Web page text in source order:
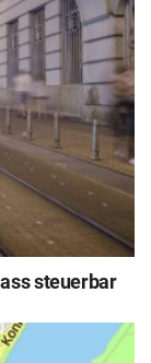
steuerbar